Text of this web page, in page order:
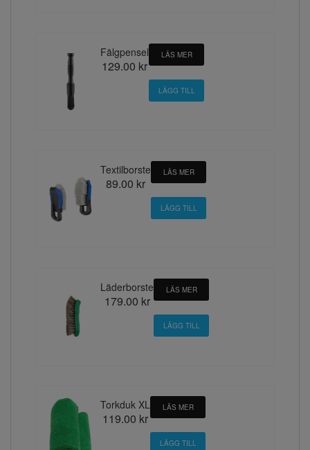
Fälgpensel
129.00 kr
LÄS MER
Textilborste
89.00 kr
LÄS MER
Läderborste
179.00 kr
LÄS MER
Torkduk XL
119.00 kr
LÄS MER